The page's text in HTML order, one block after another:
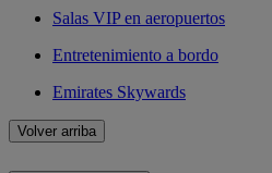
Salas VIP en aeropuertos
Entretenimiento a bordo
Emirates Skywards
Volver arriba